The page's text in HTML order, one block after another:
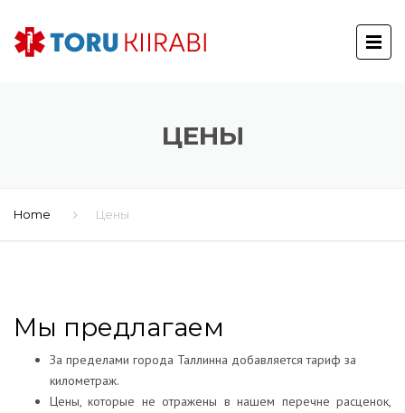
ЦЕНЫ
Home Цены
Мы предлагаем
За пределами города Таллинна добавляется тариф за
километраж.
Цены, которые не отражены в нашем перечне расценок,